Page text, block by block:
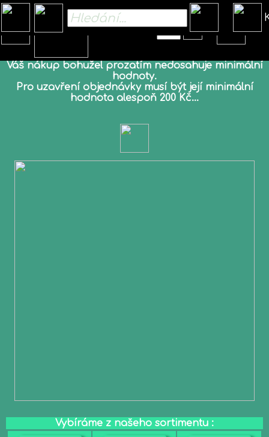
Kč
Váš nákup bohužel prozatím nedosahuje minimální
hodnoty.
Pro uzavření objednávky musí být její minimální
hodnota alespoň 200 Kč...
Vybíráme z našeho sortimentu :